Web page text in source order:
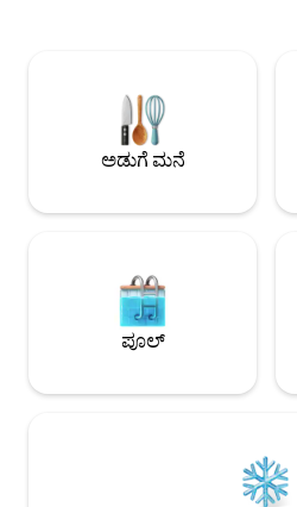
ಆರಾಮದಾಯಕವಾಗಿರುವಾಗ ಪ್ರಕೃತಿಯಲ್ಲಿ
ವಾಸ್ತವ್ಯವನ್ನು ನೀವು ಆನಂದಿಸುತ್ತೀರಿ! SCC ಅನುಮತಿ
ಅಡುಗೆ ಮನೆ
ಪೂಲ್